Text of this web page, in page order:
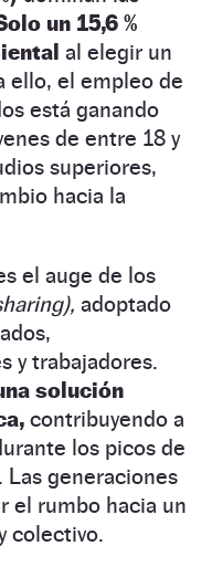
un 15,6 %
al elegir un
ello, el empleo de
está ganando
de entre 18 y
superiores,
hacia la
el auge de los
adoptado
y trabajadores.
solución
contribuyendo a
los picos de
Las generaciones
el rumbo hacia un
colectivo.